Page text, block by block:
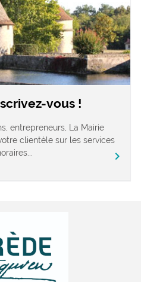
vous !
entrepreneurs, La Mairie
clientèle sur les services
chevron_right